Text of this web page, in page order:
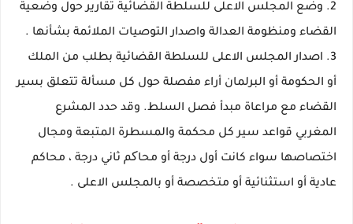
2. وضع المجلس الاعلى للسلطة القضائية تقارير حول وضعية
القضاء ومنظومة العدالة واصدار التوصيات الملائمة بشأنها .
3. اصدار المجلس الاعلى للسلطة القضائية بطلب من الملك
أو الحكومة أو البرلمان أراء مفصلة حول كل مسألة تتعلق بسير
القضاء مع مراعاة مبدأ فصل السلط. وقد حدد المشرع
المغربي قواعد سير كل محكمة والمسطرة المتبعة ومجال
اختصاصها سواء كانت أول درجة أو محاکم ثاني درجة ، محاكم
عادية أو استثنائية أو متخصصة أو بالمجلس الاعلى .